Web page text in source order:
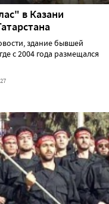
в Казани
здание бывшей
с 2004 года размещался
27